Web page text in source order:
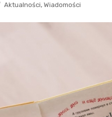
Aktualności, Wiadomości